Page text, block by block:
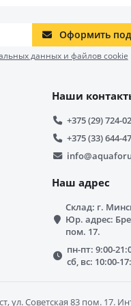
Оформить
данных и файлов cookie
Наши
+375 (29) 724-
+375 (33) 644-
Наш адрес
Склад: г.
Юр. адрес:
пом. 17.
пн-пт: 9:00-
сб, вс: 10:00-
ул. Советская 83 пом. 17.